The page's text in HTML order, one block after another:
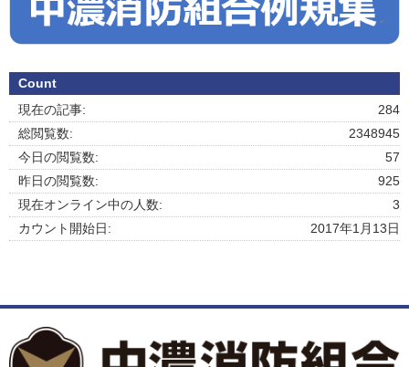
Count
284
現在の記事:
2348945
総閲覧数:
57
今日の閲覧数:
925
昨日の閲覧数:
3
現在オンライン中の人数:
2017年1月13日
カウント開始日: